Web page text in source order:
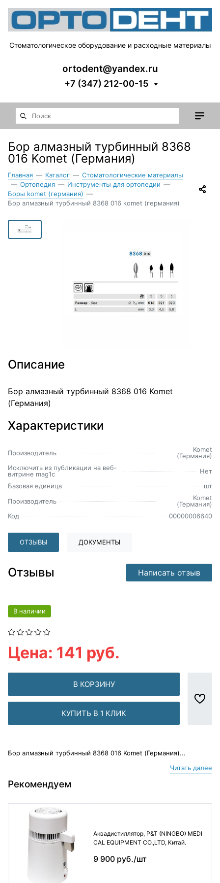
Стоматологическое оборудование и расходные материалы
ortodent@yandex.ru
+7 (347) 212-00-15
Бор алмазный турбинный 8368
016 Komet (Германия)
Главная — Каталог — Стоматологические материалы
— Ортопедия — Инструменты для ортопедии —
Боры komet (германия) —
Бор алмазный турбинный 8368 016 komet (германия)
Описание
Бор алмазный турбинный 8368 016 Komet
(Германия)
Характеристики
Производитель
Komet
(Германия)
Исключить из публикации на веб-
витрине mag1c
Нет
Базовая единица
шт
Производитель
Komet
(Германия)
Код
00000006640
ОТЗЫВЫ ДОКУМЕНТЫ
Отзывы Написать отзыв
В наличии
Цена: 141 руб.
В КОРЗИНУ
КУПИТЬ В 1 КЛИК
Бор алмазный турбинный 8368 016 Komet (Германия)...
Читать далее
Рекомендуем
Аквадистиллятор, P&T (NINGBO) MEDI
CAL EQUIPMENT CO.,LTD, Китай.
9 900 руб./шт